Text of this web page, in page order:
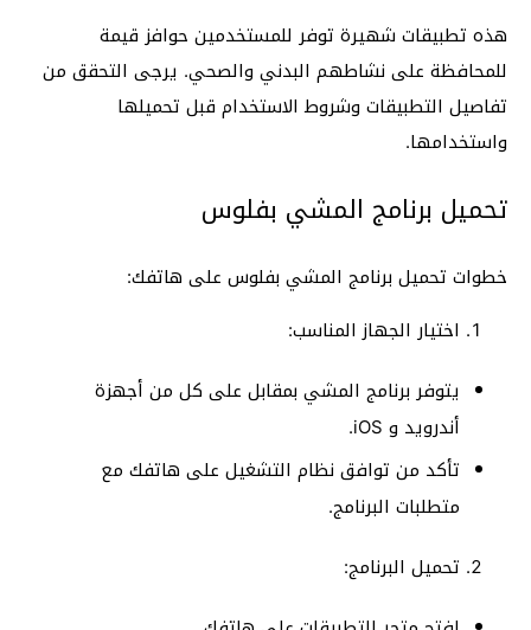
هذه تطبيقات شهيرة توفر للمستخدمين حوافز قيمة
للمحافظة على نشاطهم البدني والصحي. يرجى التحقق من
تفاصيل التطبيقات وشروط الاستخدام قبل تحميلها
واستخدامها.
تحميل برنامج المشي بفلوس
خطوات تحميل برنامج المشي بفلوس على هاتفك:
اختيار الجهاز المناسب:
يتوفر برنامج المشي بمقابل على كل من أجهزة
أندرويد و iOS.
تأكد من توافق نظام التشغيل على هاتفك مع
متطلبات البرنامج.
تحميل البرنامج: